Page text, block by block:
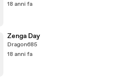
18 anni fa
Zenga Day
Dragon685
18 anni fa